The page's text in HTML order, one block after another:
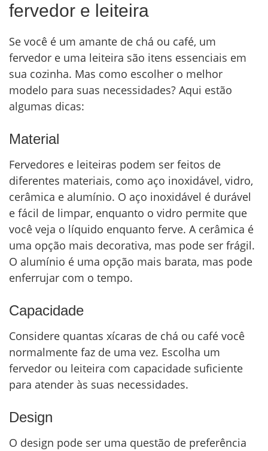
fervedor e leiteira
Se você é um amante de chá ou café, um
fervedor e uma leiteira são itens essenciais em
sua cozinha. Mas como escolher o melhor
modelo para suas necessidades? Aqui estão
algumas dicas:
Material
Fervedores e leiteiras podem ser feitos de
diferentes materiais, como aço inoxidável, vidro,
cerâmica e alumínio. O aço inoxidável é durável
e fácil de limpar, enquanto o vidro permite que
você veja o líquido enquanto ferve. A cerâmica é
uma opção mais decorativa, mas pode ser frágil.
O alumínio é uma opção mais barata, mas pode
enferrujar com o tempo.
Capacidade
Considere quantas xícaras de chá ou café você
normalmente faz de uma vez. Escolha um
fervedor ou leiteira com capacidade suficiente
para atender às suas necessidades.
Design
O design pode ser uma questão de preferência